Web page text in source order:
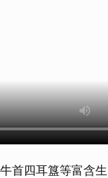
四耳簋等富含生